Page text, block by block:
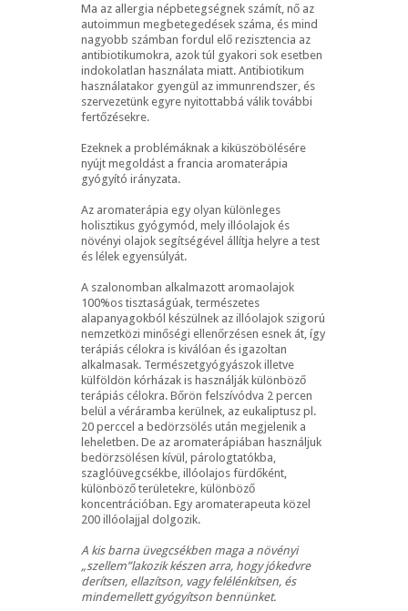
Ma az allergia népbetegségnek számít, nő az
autoimmun megbetegedések száma, és mind
nagyobb számban fordul elő rezisztencia az
antibiotikumokra, azok túl gyakori sok esetben
indokolatlan használata miatt. Antibiotikum
használatakor gyengül az immunrendszer, és
szervezetünk egyre nyitottabbá válik további
fertőzésekre.
Ezeknek a problémáknak a kiküszöbölésére
nyújt megoldást a francia aromaterápia
gyógyító irányzata.
Az aromaterápia egy olyan különleges
holisztikus gyógymód, mely illóolajok és
növényi olajok segítségével állítja helyre a test
és lélek egyensúlyát.
A szalonomban alkalmazott aromaolajok
100%os tisztaságúak, természetes
alapanyagokból készülnek az illóolajok szigorú
nemzetközi minőségi ellenőrzésen esnek át, így
terápiás célokra is kiválóan és igazoltan
alkalmasak. Természetgyógyászok illetve
külföldön kórházak is használják különböző
terápiás célokra. Bőrön felszívódva 2 percen
belül a véráramba kerülnek, az eukaliptusz pl.
20 perccel a bedörzsölés után megjelenik a
leheletben. De az aromaterápiában használjuk
bedörzsölésen kívül, párologtatókba,
szaglóüvegcsékbe, illóolajos fürdőként,
különböző területekre, különböző
koncentrációban. Egy aromaterapeuta közel
200 illóolajjal dolgozik.
A kis barna üvegcsékben maga a növényi
„szellem”lakozik készen arra, hogy jókedvre
derítsen, ellazítson, vagy felélénkítsen, és
mindemellett gyógyítson bennünket.